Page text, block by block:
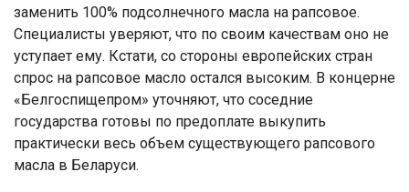
заменить 100% подсолнечного масла на рапсовое.
Специалисты уверяют, что по своим качествам оно не
уступает ему. Кстати, со стороны европейских стран
спрос на рапсовое масло остался высоким. В концерне
«Белгоспищепром» уточняют, что соседние
государства готовы по предоплате выкупить
практически весь объем существующего рапсового
масла в Беларуси.